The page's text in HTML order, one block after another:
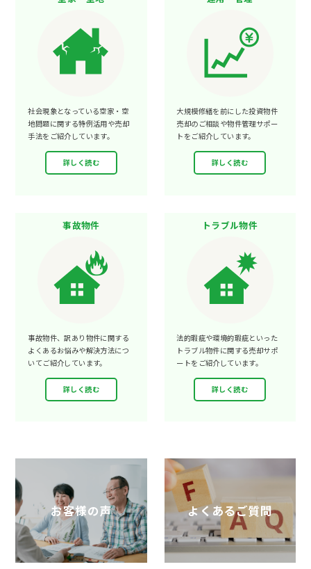
社会現象となっている空家・空
地問題に関する特例活用や売却
手法をご紹介しています。
詳しく読む
大規模修繕を前にした投資物件
売却のご相談や物件管理サポー
トをご紹介しています。
詳しく読む
事故物件
事故物件、訳あり物件に関する
よくあるお悩みや解決方法につ
いてご紹介しています。
詳しく読む
トラブル物件
法的瑕疵や環境的瑕疵といった
トラブル物件に関する売却サポ
ートをご紹介しています。
詳しく読む
お客様の声 よくあるご質問